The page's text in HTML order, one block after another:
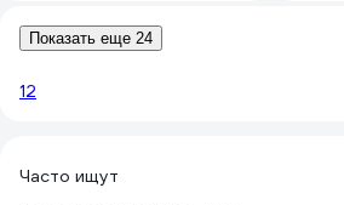
Показать еще 24
12
Часто ищут